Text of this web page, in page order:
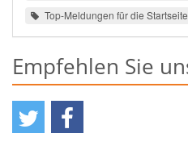
Top-Meldungen für die Startseite
Empfehlen Sie